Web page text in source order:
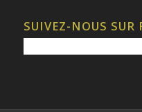
SUIVEZ-NOUS SUR